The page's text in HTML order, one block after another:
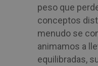
peso que
conceptos
menudo se
animamos a
equilibradas,